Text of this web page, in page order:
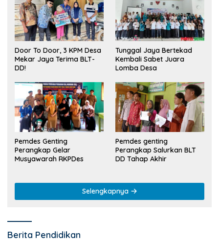
Door To Door, 3 KPM Desa
Mekar Jaya Terima BLT-
DD!
Tunggal Jaya Bertekad
Kembali Sabet Juara
Lomba Desa
Pemdes Genting
Perangkap Gelar
Musyawarah RKPDes
Pemdes genting
Perangkap Salurkan BLT
DD Tahap Akhir
Selengkapnya
Berita Pendidikan